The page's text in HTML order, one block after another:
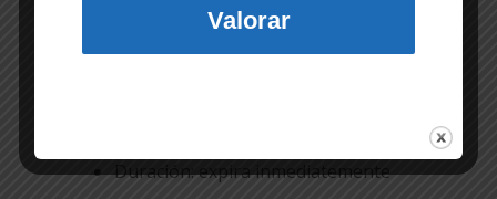
A continuación se identifican las cookies que están
siendo utilizadas en este portal así como su
Duración: expira inmediatemente
Valorar